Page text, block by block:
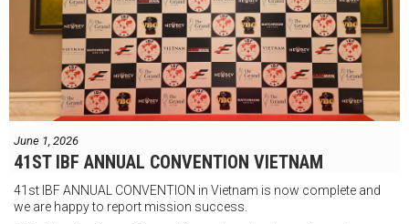
"Tôi biết mình bắt đầu sự nghiệp quyền Anh nhà nghề khá muộn, vì
vậy tôi phải trân trọng và nắm bắt mọi cơ hội đến với mình."
FIGHTS IN THE CITY
Được tổ chức bởi Jamie Myer Productions
Jesse Travers vs Fidelis Laia
Thông tin sự kiện:
Ngày: 18 tháng 7
Địa điểm: Mantra on View, Surfers Paradise, Queensland, Úc
June 1, 2026
41ST IBF ANNUAL CONVENTION VIETNAM
41st IBF ANNUAL CONVENTION in Vietnam is now complete and
we are happy to report mission success.